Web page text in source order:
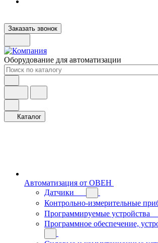
Заказать звонок
Оборудование для автоматизации
Каталог
Автоматизация от ОВЕН
Датчики
Контрольно-измерительные
Программируемые устройства
Программное обеспечение,